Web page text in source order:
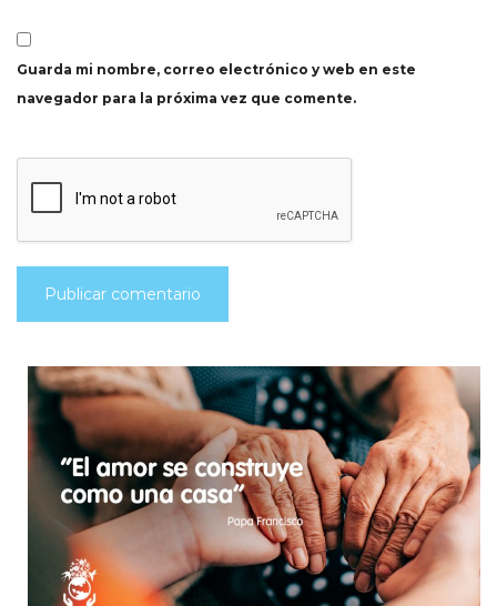
Guarda mi nombre, correo electrónico y web en este
navegador para la próxima vez que comente.